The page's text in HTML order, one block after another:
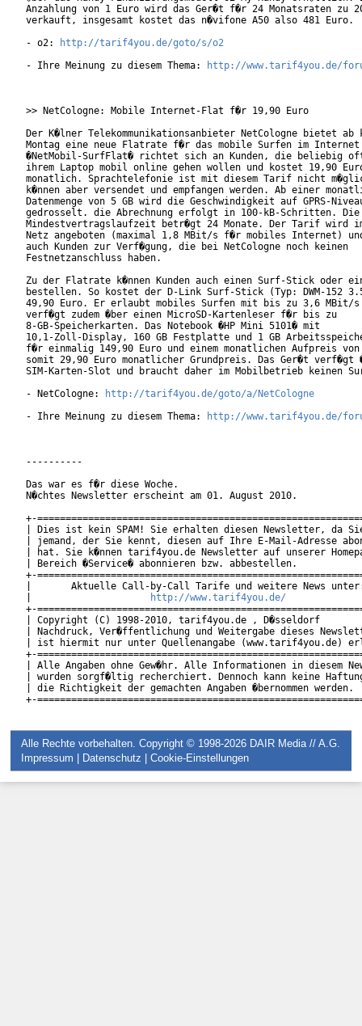
Anzahlung von 1 Euro wird das Ger�t f�r 24 Monatsraten zu
verkauft, insgesamt kostet das n�vifone A50
- o2:
http://tarif4you.de/goto/s/o2
- Ihre Meinung zu diesem Thema:
http://www.tarif4you.de/
>> NetCologne: Mobile Internet-Flat f�r 19,90 Euro
Der K�lner Telekommunikationsanbieter NetCologne bietet ab
Montag eine neue Flatrate f�r das mobile Surfen im
�NetMobil-SurfFlat� richtet sich an Kunden, die beliebig
ihrem Laptop mobil online gehen wollen und kostet 19,90
monatlich. Sprachtelefonie ist mit diesem Tarif nicht
k�nnen aber versendet und empfangen werden. Ab einer
Datenmenge von 5 GB wird die Geschwindigkeit auf GPRS-
gedrosselt. die Abrechnung erfolgt in 100-kB-Schritten. Die
Mindestvertragslaufzeit betr�gt 24 Monate. Der Tarif wird
Netz angeboten (maximal 1,8 MBit/s f�r mobiles Internet)
auch Kunden zur Verf�gung, die bei NetCologne noch keinen
Festnetzanschluss haben.
Zu der Flatrate k�nnen Kunden auch einen Surf-Stick oder
bestellen. So kostet der D-Link Surf-Stick (Typ: DWM-152
49,90 Euro. Er erlaubt mobiles Surfen mit bis zu 3,6 MBit/s
verf�gt zudem �ber einen MicroSD-Kartenleser f�r bis zu
8-GB-Speicherkarten. Das Notebook �HP Mini 5101� mit
10,1-Zoll-Display, 160 GB Festplatte und 1 GB
f�r einmalig 149,90 Euro und einem monatlichen Aufpreis
somit 29,90 Euro monatlicher Grundpreis. Das Ger�t verf�gt
SIM-Karten-Slot und braucht daher im Mobilbetrieb
- NetCologne:
http://tarif4you.de/goto/a/NetCologne
- Ihre Meinung zu diesem Thema:
http://www.tarif4you.de/
----------
Das war es f�r diese Woche.
N�chtes Newsletter erscheint am 01. August 2010.
+-
| Dies ist kein SPAM! Sie erhalten diesen Newsletter, da
| jemand, der Sie kennt, diesen auf Ihre E-Mail-Adresse
| hat. Sie k�nnen tarif4you.de Newsletter auf unserer
| Bereich �Service� abonnieren bzw. abbestellen.
+-
|       Aktuelle Call-by-Call Tarife und weitere News
http://www.tarif4you.de/
+-
| Copyright (C) 1998-2010, tarif4you.de , D�sseldorf
| Nachdruck, Ver�ffentlichung und Weitergabe dieses
| ist hiermit nur unter Quellenangabe (www.tarif4you.de)
+-
| Alle Angaben ohne Gew�hr. Alle Informationen in diesem
| wurden sorgf�ltig recherchiert. Dennoch kann keine
| die Richtigkeit der gemachten Angaben �bernommen
Alle Rechte vorbehalten. Copyright © 1998-2026 DAIR Media // A.G.
Impressum | Datenschutz | Cookie-Einstellungen